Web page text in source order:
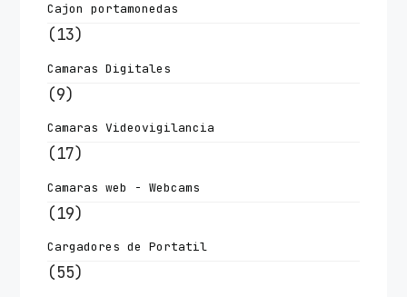
Cajon portamonedas
(13)
Camaras Digitales
(9)
Camaras Videovigilancia
(17)
Camaras web - Webcams
(19)
Cargadores de Portatil
(55)